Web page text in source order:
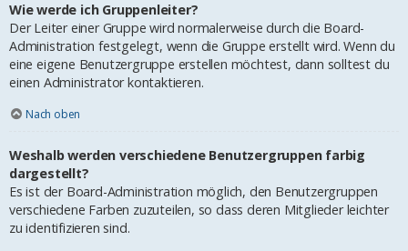
Wie werde ich Gruppenleiter?
Der Leiter einer Gruppe wird normalerweise durch die Board-
Administration festgelegt, wenn die Gruppe erstellt wird. Wenn du
eine eigene Benutzergruppe erstellen möchtest, dann solltest du
einen Administrator kontaktieren.
Nach oben
Weshalb werden verschiedene Benutzergruppen farbig
dargestellt?
Es ist der Board-Administration möglich, den Benutzergruppen
verschiedene Farben zuzuteilen, so dass deren Mitglieder leichter
zu identifizieren sind.